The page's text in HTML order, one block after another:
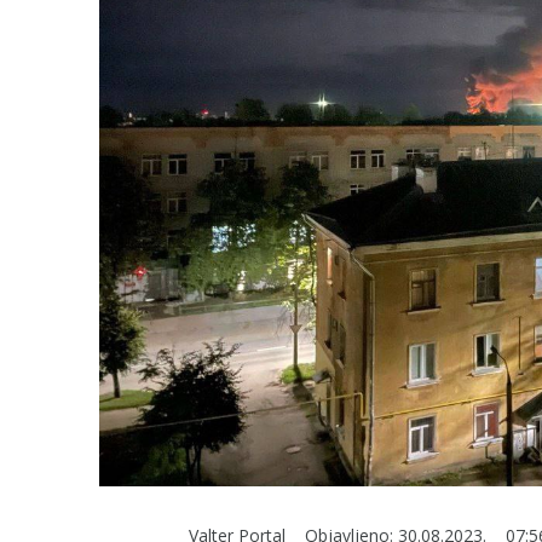
Valter Portal Objavljeno: 30.08.2023.